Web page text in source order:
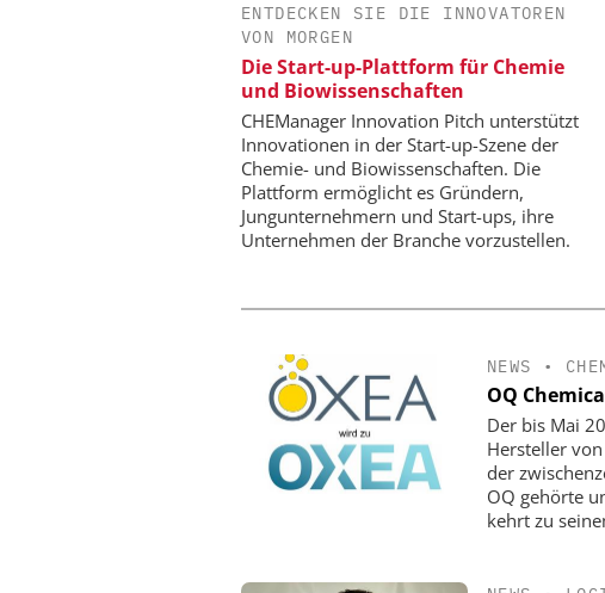
ENTDECKEN SIE DIE INNOVATOREN
VON MORGEN
Die Start-up-Plattform für Chemie
und Biowissenschaften
CHEManager Innovation Pitch unterstützt
Innovationen in der Start-up-Szene der
Chemie- und Biowissenschaften. Die
Plattform ermöglicht es Gründern,
Jungunternehmern und Start-ups, ihre
Unternehmen der Branche vorzustellen.
SAS INSTITUTE GMBH / JMP
Visualisierung von Daten für
wissenschaftliche
NEWS •
OQ
Der bis Mai
Hersteller
der
OQ gehörte
kehrt zu